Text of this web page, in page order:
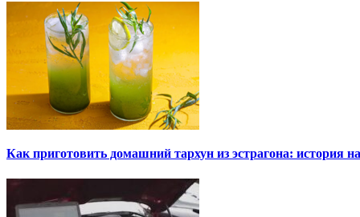
Как приготовить домашний тархун из эстрагона: история